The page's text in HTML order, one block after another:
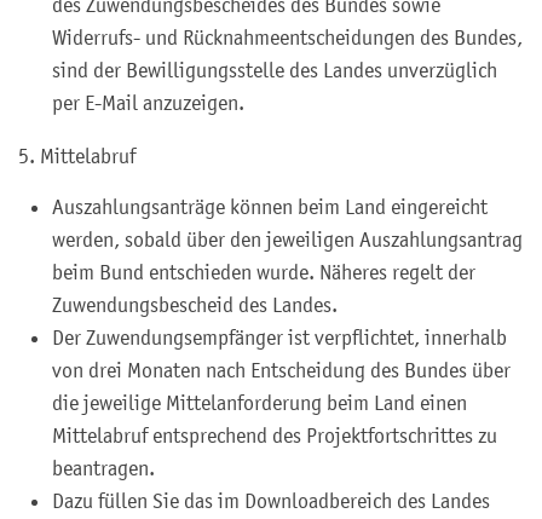
Widerrufs- und Rücknahmeentscheidungen des Bundes,
sind der Bewilligungsstelle des Landes unverzüglich
per E-Mail anzuzeigen.
5. Mittelabruf
Auszahlungsanträge können beim Land eingereicht
werden, sobald über den jeweiligen Auszahlungsantrag
beim Bund entschieden wurde. Näheres regelt der
Zuwendungsbescheid des Landes.
Der Zuwendungsempfänger ist verpflichtet, innerhalb
von drei Monaten nach Entscheidung des Bundes über
die jeweilige Mittelanforderung beim Land einen
Mittelabruf entsprechend des Projektfortschrittes zu
beantragen.
Dazu füllen Sie das im Downloadbereich des Landes